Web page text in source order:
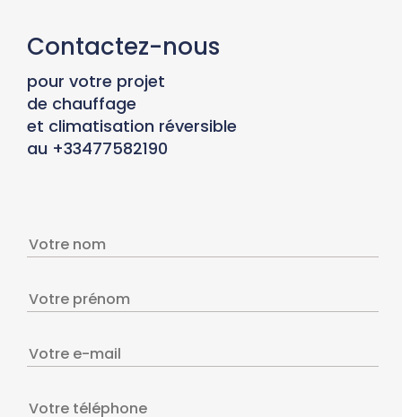
Contactez-nous
pour votre projet
de chauffage
et climatisation réversible
au +33477582190